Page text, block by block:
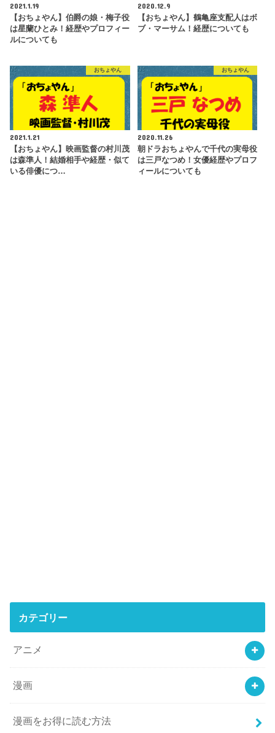
2021.1.19
【おちょやん】伯爵の娘・梅子役
は星蘭ひとみ！経歴やプロフィー
ルについても
2020.12.9
【おちょやん】鶴亀座支配人はボ
ブ・マーサム！経歴についても
おちょやん
2021.1.21
【おちょやん】映画監督の村川茂
は森準人！結婚相手や経歴・似て
いる俳優につ…
おちょやん
2020.11.26
朝ドラおちょやんで千代の実母役
は三戸なつめ！女優経歴やプロフ
ィールについても
カテゴリー
アニメ
漫画
漫画をお得に読む方法